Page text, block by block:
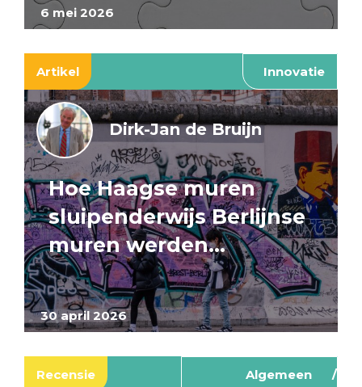
6 mei 2026
Artikel Innovatie
30 april 2026
Dirk-Jan de Bruijn
Hoe Haagse muren
sluipenderwijs Berlijnse
muren werden…
Recensie Algemeen